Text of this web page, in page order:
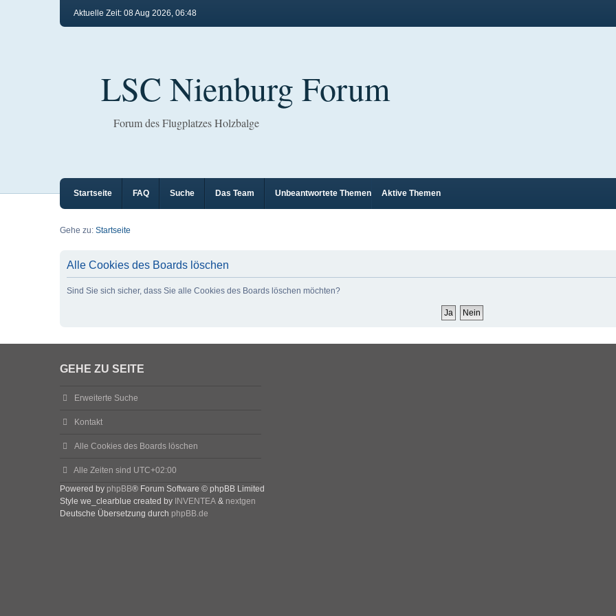
Aktuelle Zeit: 08 Aug 2026, 06:48
LSC Nienburg Forum
Forum des Flugplatzes Holzbalge
Startseite FAQ Suche Das Team Unbeantwortete Themen Aktive Themen
Gehe zu: Startseite
Alle Cookies des Boards löschen
Sind Sie sich sicher, dass Sie alle Cookies des Boards löschen möchten?
GEHE ZU SEITE
Erweiterte Suche
Kontakt
Alle Cookies des Boards löschen
Alle Zeiten sind UTC+02:00
Powered by phpBB® Forum Software © phpBB Limited
Style we_clearblue created by INVENTEA & nextgen
Deutsche Übersetzung durch phpBB.de